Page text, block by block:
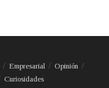
Empresarial
Opinión
Curiosidades